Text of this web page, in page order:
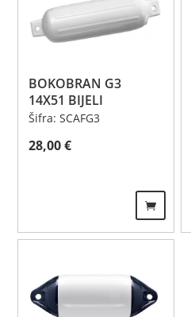
BOKOBRAN G3
14X51 BIJELI
Šifra: SCAFG3
28,00€